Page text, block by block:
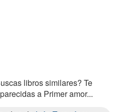
libros similares? Te
a Primer amor...